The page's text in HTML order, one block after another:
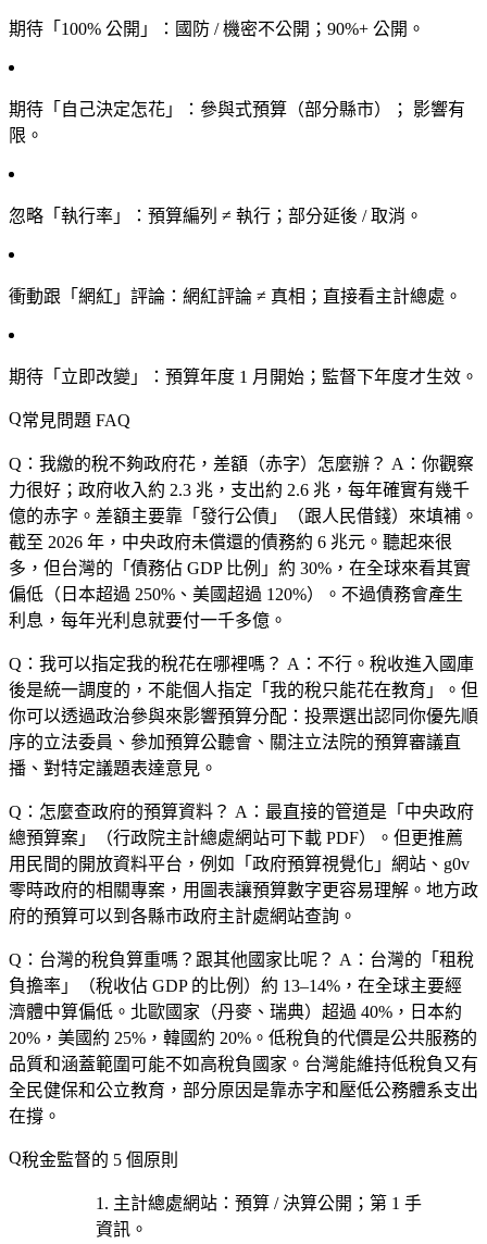
期待「100% 公開」 ：國防 / 機密不公開；90%+ 公開。
期待「自己決定怎花」
：參與式預算（部分縣市）； 影響有
限。
忽略「執行率」 ：預算編列 ≠ 執行；部分延後 / 取消。
衝動跟「網紅」評論 ：網紅評論 ≠ 真相；直接看主計總處。
期待「立即改變」 ：預算年度 1 月開始；監督下年度才生效。
常見問題 FAQ
Q：我繳的稅不夠政府花，差額（赤字）怎麼辦？ A：你觀察
力很好；政府收入約 2.3 兆，支出約 2.6 兆，每年確實有幾千
億的赤字。差額主要靠「發行公債」（跟人民借錢）來填補。
截至 2026 年，中央政府未償還的債務約 6 兆元。聽起來很
多，但台灣的「債務佔 GDP 比例」約 30%，在全球來看其實
偏低（日本超過 250%、美國超過 120%）。不過債務會產生
利息，每年光利息就要付一千多億。
Q：我可以指定我的稅花在哪裡嗎？ A：不行。稅收進入國庫
後是統一調度的，不能個人指定「我的稅只能花在教育」。但
你可以透過政治參與來影響預算分配：投票選出認同你優先順
序的立法委員、參加預算公聽會、關注立法院的預算審議直
播、對特定議題表達意見。
Q：怎麼查政府的預算資料？ A：最直接的管道是「中央政府
總預算案」（行政院主計總處網站可下載 PDF）。但更推薦
用民間的開放資料平台，例如「政府預算視覺化」網站、g0v
零時政府的相關專案，用圖表讓預算數字更容易理解。地方政
府的預算可以到各縣市政府主計處網站查詢。
Q：台灣的稅負算重嗎？跟其他國家比呢？ A：台灣的「租稅
負擔率」（稅收佔 GDP 的比例）約 13–14%，在全球主要經
濟體中算偏低。北歐國家（丹麥、瑞典）超過 40%，日本約
20%，美國約 25%，韓國約 20%。低稅負的代價是公共服務的
品質和涵蓋範圍可能不如高稅負國家。台灣能維持低稅負又有
全民健保和公立教育，部分原因是靠赤字和壓低公務體系支出
在撐。
稅金監督的 5 個原則
主計總處網站 ：預算 / 決算公開；第 1 手
資訊。